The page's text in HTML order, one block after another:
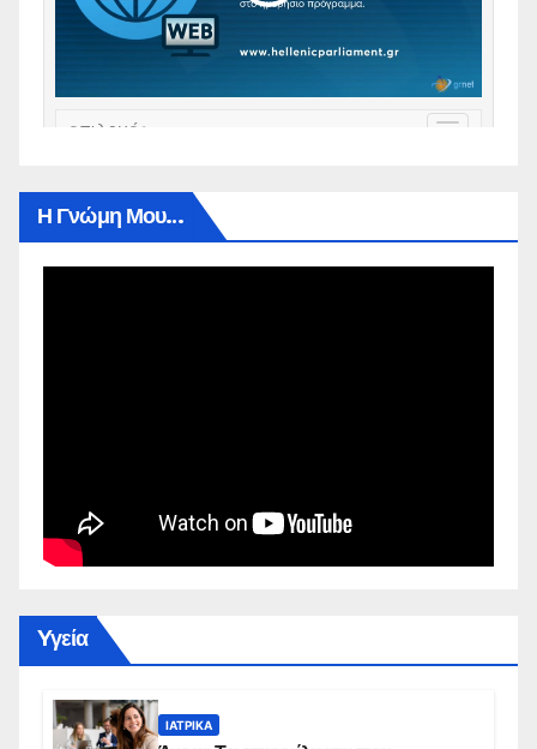
Η Γνώμη Μου…
Yγεία
ΙΑΤΡΙΚΆ